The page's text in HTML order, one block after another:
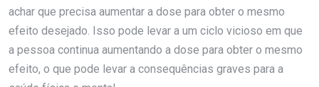
achar que precisa aumentar a dose para obter o mesmo
efeito desejado. Isso pode levar a um ciclo vicioso em que
a pessoa continua aumentando a dose para obter o mesmo
efeito, o que pode levar a consequências graves para a